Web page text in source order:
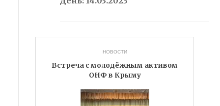
НОВОСТИ
Встреча с молодёжным активом
ОНФ в Крыму